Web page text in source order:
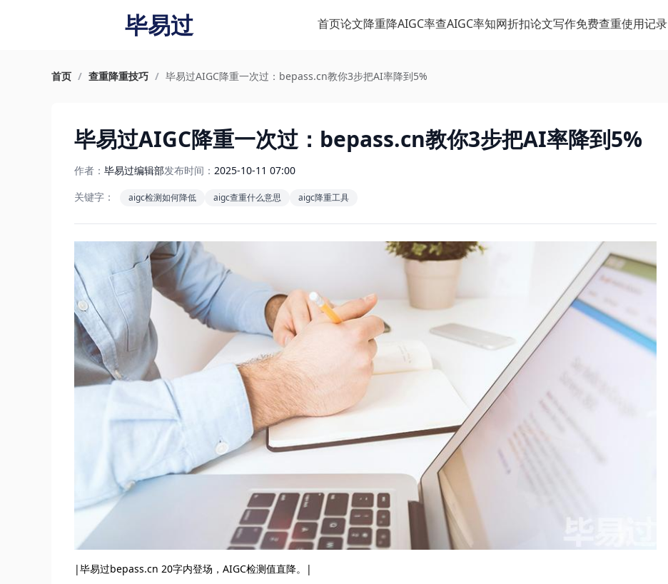
毕易过 首页论文降重降AIGC率查AIGC率知网折扣论文写作免费查重使用记录
首页 / 查重降重技巧 / 毕易过AIGC降重一次过：bepass.cn教你3步把AI率降到5%
毕易过AIGC降重一次过：bepass.cn教你3步把AI率降到5%
作者： 毕易过编辑部发布时间： 2025-10-11 07:00
关键字：
aigc检测如何降低 aigc查重什么意思 aigc降重工具
|毕易过bepass.cn 20字内登场，AIGC检测值直降。|